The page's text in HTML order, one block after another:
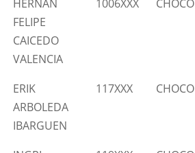
HERNAN
FELIPE
CAICEDO
VALENCIA
1006XXX CHOCO
ERIK
ARBOLEDA
IBARGUEN
117XXX CHOCO